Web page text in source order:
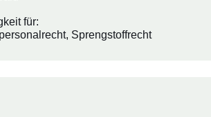
für:
Sprengstoffrecht